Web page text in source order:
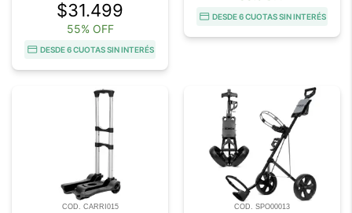
$31.499
55% OFF
DESDE 6 CUOTAS SIN INTERÉS
DESDE 6 CUOTAS SIN INTERÉS
COD. CARRI015 COD. SPO00013